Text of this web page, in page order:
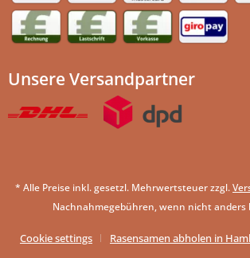
Unsere Versandpartner
* Alle Preise inkl. gesetzl. Mehrwertsteuer zzgl.
Nachnahmegebühren, wenn nicht anders
Cookie settings Rasensamen abholen in